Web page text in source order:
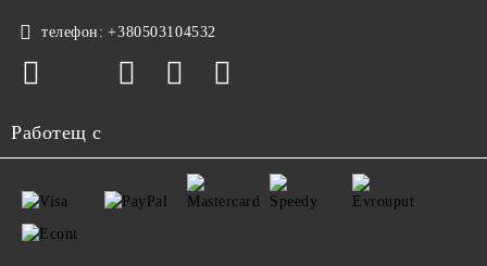
телефон: +380503104532
Работещ с